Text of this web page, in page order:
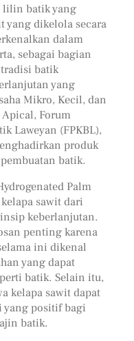
lilin batik yang
yang dikelola secara
dalam
sebagai bagian
batik
yang
Mikro, Kecil, dan
Forum
Laweyan (FPKBL),
produk
batik.
Palm
sawit dari
keberlanjutan.
penting karena
ini dikenal
yang dapat
batik. Selain itu,
kelapa sawit dapat
yang positif bagi
batik.